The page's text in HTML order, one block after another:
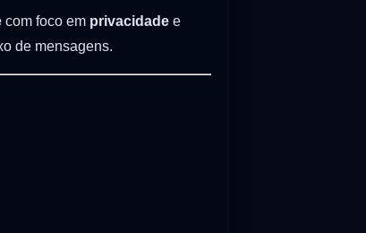
com foco em privacidade e
de mensagens.